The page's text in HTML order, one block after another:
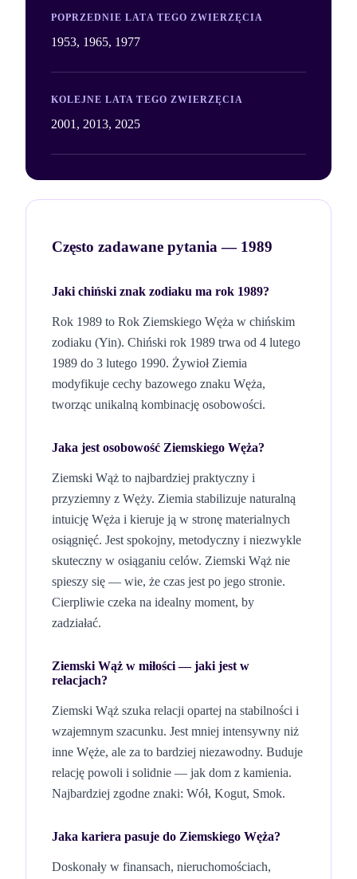
POPRZEDNIE LATA TEGO ZWIERZĘCIA
1953, 1965, 1977
KOLEJNE LATA TEGO ZWIERZĘCIA
2001, 2013, 2025
Często zadawane pytania — 1989
Jaki chiński znak zodiaku ma rok 1989?
Rok 1989 to Rok Ziemskiego Węża w chińskim
zodiaku (Yin). Chiński rok 1989 trwa od 4 lutego
1989 do 3 lutego 1990. Żywioł Ziemia
modyfikuje cechy bazowego znaku Węża,
tworząc unikalną kombinację osobowości.
Jaka jest osobowość Ziemskiego Węża?
Ziemski Wąż to najbardziej praktyczny i
przyziemny z Węży. Ziemia stabilizuje naturalną
intuicję Węża i kieruje ją w stronę materialnych
osiągnięć. Jest spokojny, metodyczny i niezwykle
skuteczny w osiąganiu celów. Ziemski Wąż nie
spieszy się — wie, że czas jest po jego stronie.
Cierpliwie czeka na idealny moment, by
zadziałać.
Ziemski Wąż w miłości — jaki jest w
relacjach?
Ziemski Wąż szuka relacji opartej na stabilności i
wzajemnym szacunku. Jest mniej intensywny niż
inne Węże, ale za to bardziej niezawodny. Buduje
relację powoli i solidnie — jak dom z kamienia.
Najbardziej zgodne znaki: Wół, Kogut, Smok.
Jaka kariera pasuje do Ziemskiego Węża?
Doskonały w finansach, nieruchomościach,